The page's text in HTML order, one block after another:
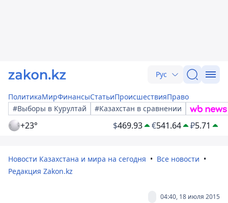
Рус
ПолитикаМирФинансыСтатьиПроисшествияПраво
#Выборы в Курултай
#Казахстан в сравнении
+23° $469.93 €541.64 ₽5.71
Новости Казахстана и мира на сегодня
Все новости
Редакция Zakon.kz
04:40, 18 июля 2015